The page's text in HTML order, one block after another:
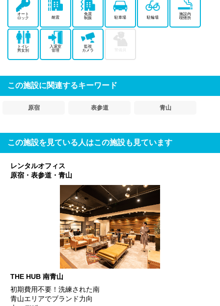
オート
ロック
耐震
免震
制振
駐車場 駐輪場
施設内
喫煙所
トイレ
男女別
入退室
管理
監視
カメラ
この施設に関連するキーワード
原宿 表参道 青山
この施設を見ている人はこの施設も見ています
レンタルオフィス
原宿・表参道・青山
THE HUB 南青山
初期費用不要！洗練された南
青山エリアでブランド力向